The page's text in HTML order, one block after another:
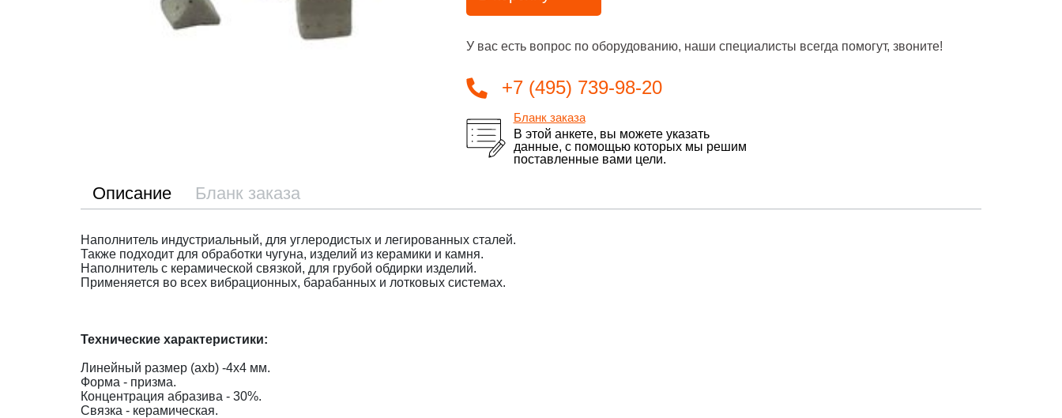
У вас есть вопрос по оборудованию, наши специалисты всегда помогут, звоните!
+7 (495) 739-98-20
Бланк заказа
В этой анкете, вы можете указать
данные, с помощью которых мы решим
поставленные вами цели.
Описание Бланк заказа
Наполнитель индустриальный, для углеродистых и легированных сталей.
Также подходит для обработки чугуна, изделий из керамики и камня.
Наполнитель с керамической связкой, для грубой обдирки изделий.
Применяется во всех вибрационных, барабанных и лотковых системах.
Технические характеристики:
Линейный размер (axb) -4x4 мм.
Форма - призма.
Концентрация абразива - 30%.
Связка - керамическая.